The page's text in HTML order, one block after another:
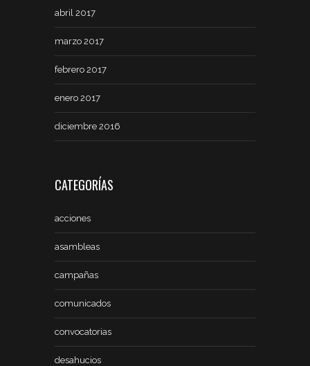
abril 2017
marzo 2017
febrero 2017
enero 2017
diciembre 2016
CATEGORÍAS
acciones
asambleas
campañas
comunicados
convocatorias
desahucios